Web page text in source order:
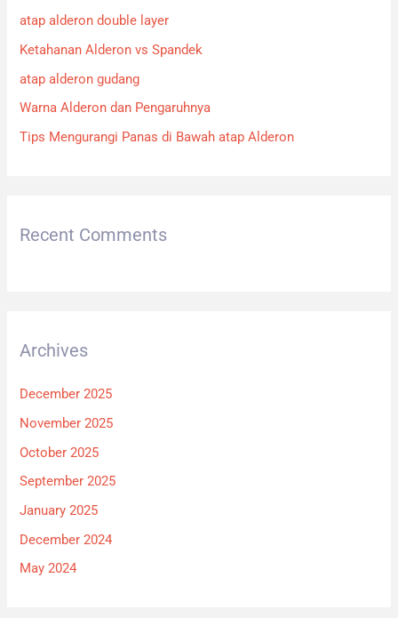
f
o
r
:
atap alderon double layer
Ketahanan Alderon vs Spandek
atap alderon gudang
Warna Alderon dan Pengaruhnya
Tips Mengurangi Panas di Bawah atap Alderon
Recent Comments
Archives
December 2025
November 2025
October 2025
September 2025
January 2025
December 2024
May 2024